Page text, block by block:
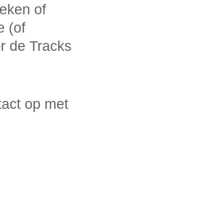
of
(of
de Tracks
op met